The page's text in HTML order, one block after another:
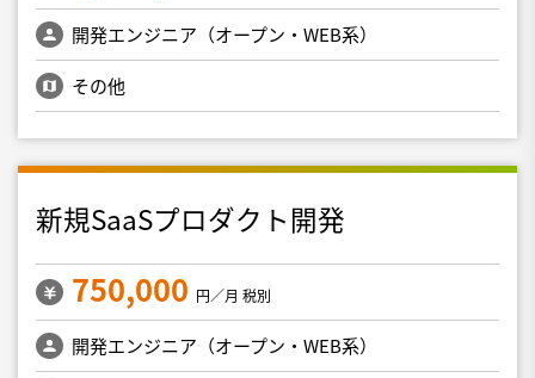
開発エンジニア（オープン・WEB系）
その他
新規SaaSプロダクト開発
750,000 円／月 税別
開発エンジニア（オープン・WEB系）